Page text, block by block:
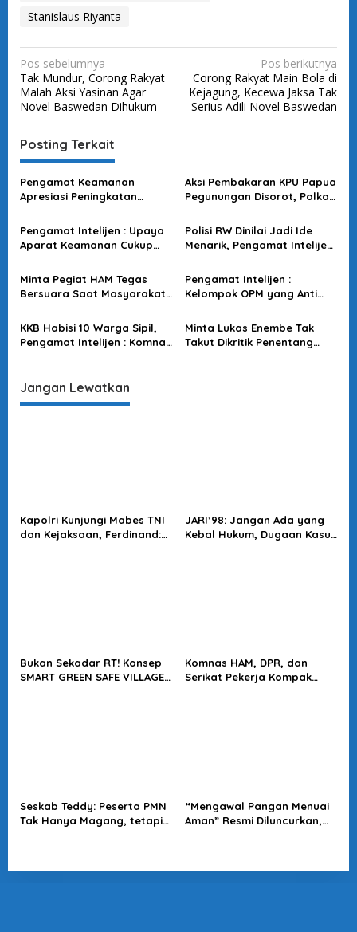
Stanislaus Riyanta
N
a
v
g
a
s
p
s
Pos sebelumnya
Tak Mundur, Corong Rakyat
Malah Aksi Yasinan Agar
Novel Baswedan Dihukum
Pos berikutnya
Corong Rakyat Main Bola di
Kejagung, Kecewa Jaksa Tak
Serius Adili Novel Baswedan
Posting Terkait
Pengamat Keamanan
Apresiasi Peningkatan
terhadap Isu Publik
Aksi Pembakaran KPU Papua
Pegunungan Disorot, Polkasi
Masyarakat Bekerjasama
Pengamat Intelijen : Upaya
Aparat Keamanan Cukup
Antisipasi Teror Jelang HUT
RI ke-79
Polisi RW Dinilai Jadi Ide
Menarik, Pengamat Intelijen
Masyarakat!
Minta Pegiat HAM Tegas
Bersuara Saat Masyarakat
Intelijen : Inilah yang
Harusnya Didorong!
Pengamat Intelijen :
Kelompok OPM yang Anti
dengan Program
Pemekaran di Papua
KKB Habisi 10 Warga Sipil,
Pengamat Intelijen : Komnas
Diperlukan
Minta Lukas Enembe Tak
Takut Dikritik Penentang
Jangan Lewatkan
Kapolri Kunjungi Mabes TNI
dan Kejaksaan, Ferdinand:
JARI’98: Jangan Ada yang
Kebal Hukum, Dugaan Kasus
Bukan Sekadar RT! Konsep
SMART GREEN SAFE VILLAGE
Komnas HAM, DPR, dan
Serikat Pekerja Kompak
Seskab Teddy: Peserta PMN
Tak Hanya Magang, tetapi
“Mengawal Pangan Menuai
Aman” Resmi Diluncurkan,